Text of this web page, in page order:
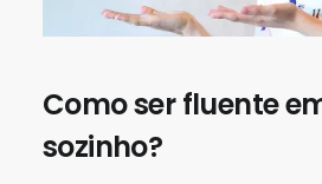
Como ser fluente
sozinho?